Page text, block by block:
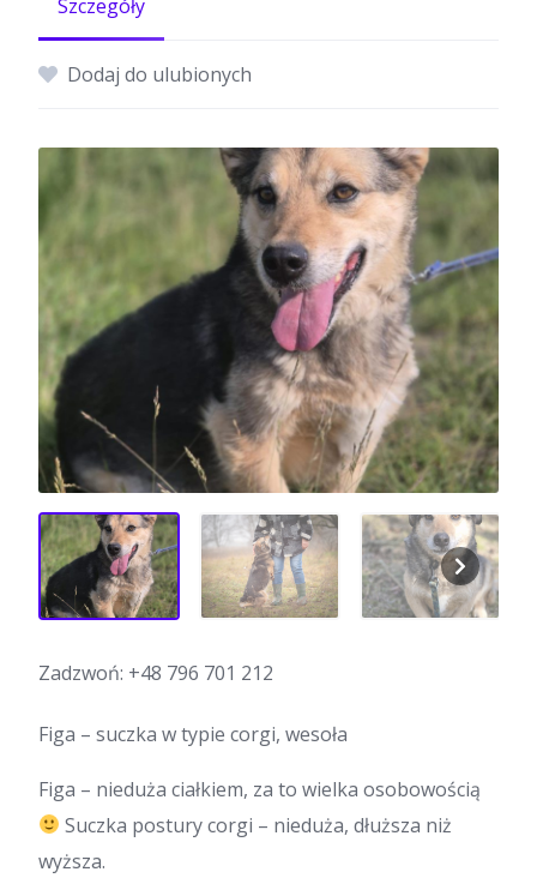
Szczegóły
Dodaj do ulubionych
Zadzwoń: +48 796 701 212
Figa – suczka w typie corgi, wesoła
Figa – nieduża ciałkiem, za to wielka osobowością
Suczka postury corgi – nieduża, dłuższa niż
wyższa.